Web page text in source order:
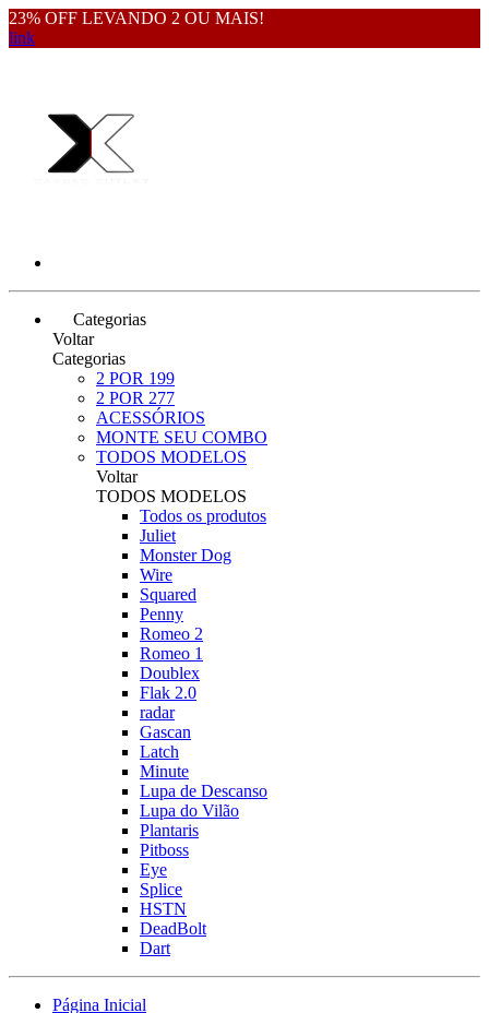
23% OFF LEVANDO 2 OU MAIS!
link
Categorias
Voltar
Categorias
2 POR 199
2 POR 277
ACESSÓRIOS
MONTE SEU COMBO
TODOS MODELOS
Voltar
TODOS MODELOS
Todos os produtos
Juliet
Monster Dog
Wire
Squared
Penny
Romeo 2
Romeo 1
Doublex
Flak 2.0
radar
Gascan
Latch
Minute
Lupa de Descanso
Lupa do Vilão
Plantaris
Pitboss
Eye
Splice
HSTN
DeadBolt
Dart
Página Inicial